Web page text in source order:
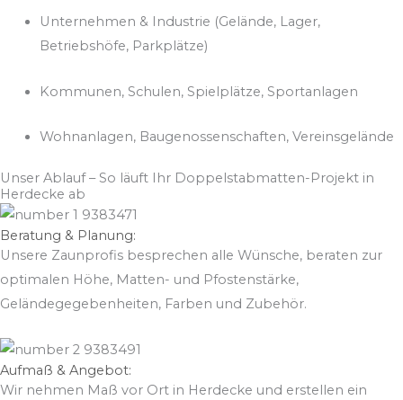
Unternehmen & Industrie (Gelände, Lager,
Betriebshöfe, Parkplätze)
Kommunen, Schulen, Spielplätze, Sportanlagen
Wohnanlagen, Baugenossenschaften, Vereinsgelände
Unser Ablauf – So läuft Ihr Doppelstabmatten-Projekt in
Herdecke ab
Beratung & Planung:
Unsere Zaunprofis besprechen alle Wünsche, beraten zur
optimalen Höhe, Matten- und Pfostenstärke,
Geländegegebenheiten, Farben und Zubehör.
Aufmaß & Angebot:
Wir nehmen Maß vor Ort in Herdecke und erstellen ein